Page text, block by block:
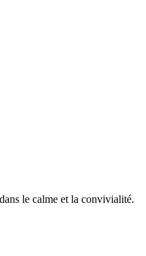
le calme et la convivialité.